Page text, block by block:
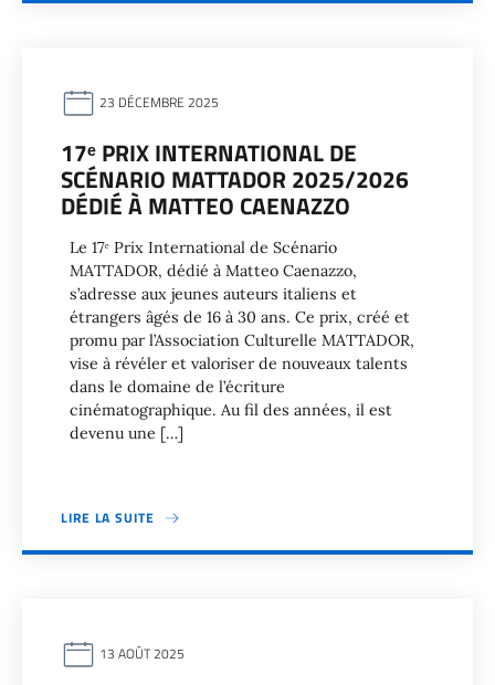
23 DÉCEMBRE 2025
17ᵉ PRIX INTERNATIONAL DE
SCÉNARIO MATTADOR 2025/2026
DÉDIÉ À MATTEO CAENAZZO
Le 17ᵉ Prix International de Scénario
MATTADOR, dédié à Matteo Caenazzo,
s’adresse aux jeunes auteurs italiens et
étrangers âgés de 16 à 30 ans. Ce prix, créé et
promu par l’Association Culturelle MATTADOR,
vise à révéler et valoriser de nouveaux talents
dans le domaine de l’écriture
cinématographique. Au fil des années, il est
devenu une […]
LIRE LA SUITE
13 AOÛT 2025